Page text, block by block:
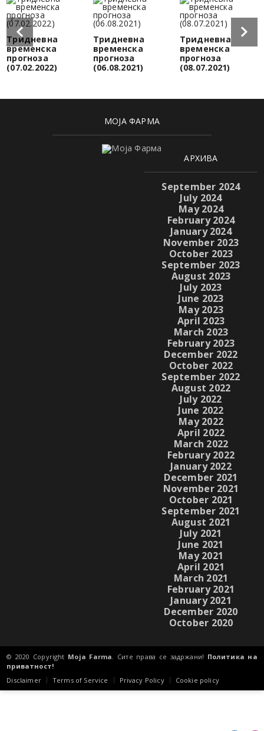
Тридневна
временска
прогноза
(07.02.2022)
Тридневна
временска
прогноза
(06.08.2021)
Тридневна
временска
прогноза
(08.07.2021)
МОЈА ФАРМА
АРХИВА
September 2024
July 2024
May 2024
February 2024
January 2024
November 2023
October 2023
September 2023
August 2023
July 2023
June 2023
May 2023
April 2023
March 2023
February 2023
December 2022
October 2022
September 2022
August 2022
July 2022
June 2022
May 2022
April 2022
March 2022
February 2022
January 2022
December 2021
November 2021
October 2021
September 2021
August 2021
July 2021
June 2021
May 2021
April 2021
March 2021
February 2021
January 2021
December 2020
October 2020
© 2020 Copyright Moja Farma . Сите права се задржани! Политика на
приватност!
Disclaimer
Terms of Service Privacy Policy Cookie policy